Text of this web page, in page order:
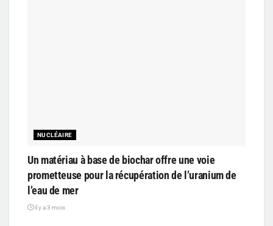
NUCLÉAIRE
Un matériau à base de biochar offre une voie
prometteuse pour la récupération de l’uranium de
l’eau de mer
il y a 3 mois